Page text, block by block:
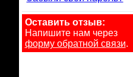
Оставить отзыв:
Напишите нам через
форму обратной связи.